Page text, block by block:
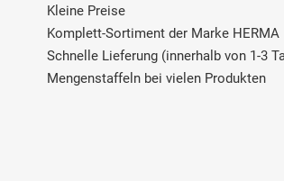
Kleine Preise
Komplett-Sortiment der Marke HERMA
Schnelle Lieferung (innerhalb von 1-3
Mengenstaffeln bei vielen Produkten